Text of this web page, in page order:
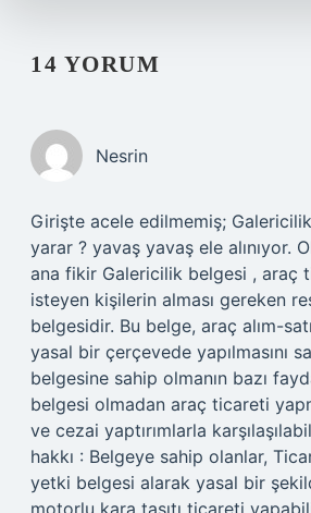
14 YORUM
Nesrin
Girişte acele edilmemiş;
yarar ? yavaş yavaş ele alınıyor.
ana fikir Galericilik belgesi , araç
isteyen kişilerin alması gereken
belgesidir. Bu belge, araç alım-
yasal bir çerçevede yapılmasını
belgesine sahip olmanın bazı
belgesi olmadan araç ticareti
ve cezai yaptırımlarla
hakkı : Belgeye sahip olanlar,
yetki belgesi alarak yasal bir
motorlu kara taşıtı ticareti